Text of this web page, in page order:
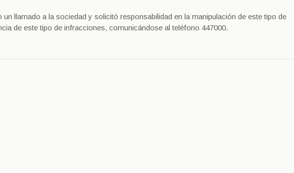
llamado a la sociedad y solicitó responsabilidad en la manipulación de este tipo de
de este tipo de infracciones, comunicándose al teléfono 447000.